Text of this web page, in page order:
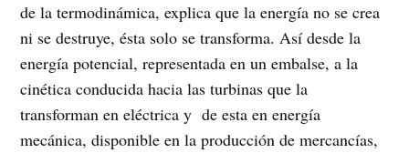
de la termodinámica, explica que la energía no se crea
ni se destruye, ésta solo se transforma. Así desde la
energía potencial, representada en un embalse, a la
cinética conducida hacia las turbinas que la
transforman en eléctrica y de esta en energía
mecánica, disponible en la producción de mercancías,